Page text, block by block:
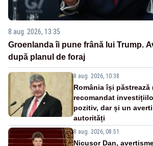
8 aug. 2026, 13:35
Groenlanda îi pune frână lui Trump.
după planul de foraj
8 aug. 2026, 10:38
România își păstrează
recomandat
pozitiv, dar și un
autorități
8 aug. 2026, 08:51
Nicușor Dan,